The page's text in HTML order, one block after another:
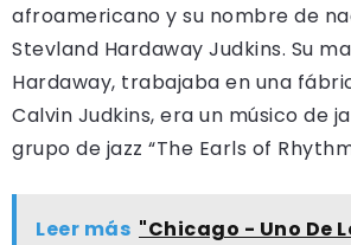
afroamericano y su nombre de
Stevland Hardaway Judkins. Su
Hardaway, trabajaba en una
Calvin Judkins, era un músico de
grupo de jazz “The Earls of
Leer más "Chicago - Uno De